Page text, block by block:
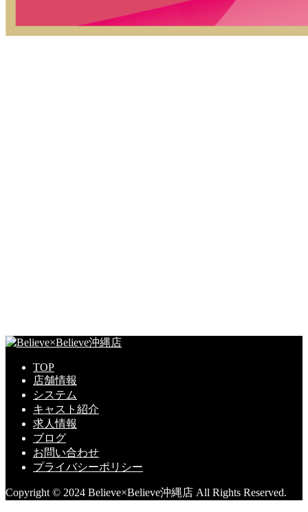
TOP
店舗情報
システム
キャスト紹介
求人情報
ブログ
お問い合わせ
プライバシーポリシー
Copyright © 2024 Believe×Believe沖縄店 All Rights Reserved.